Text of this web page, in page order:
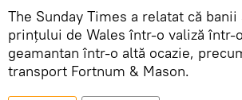
The Sunday Times a relatat că
prinţului de Wales într-o valiză într-
geamantan într-o altă ocazie,
transport Fortnum & Mason.